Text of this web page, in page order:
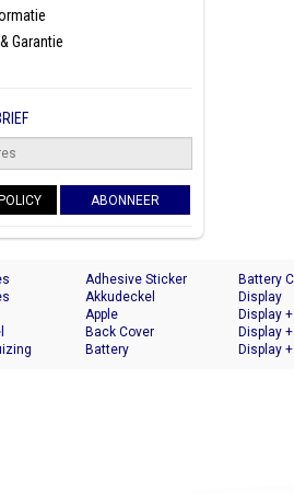
Garantie
ABONNEER
Adhesive Sticker
Akkudeckel
Apple
Back Cover
Battery
Battery
Display
Display
Display
Display